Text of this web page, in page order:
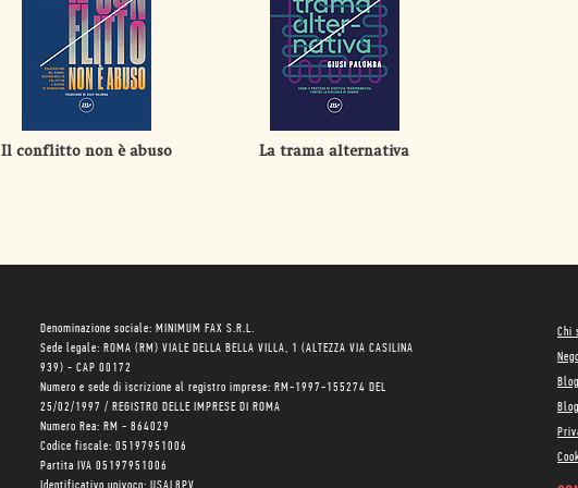
Il conflitto non è abuso La trama alternativa
Denominazione sociale: MINIMUM FAX S.R.L.
Sede legale: ROMA (RM) VIALE DELLA BELLA VILLA, 1 (ALTEZZA VIA CASILINA
939) - CAP 00172
Numero e sede di iscrizione al registro imprese: RM-1997-155274 DEL
25/02/1997 / REGISTRO DELLE IMPRESE DI ROMA
Numero Rea: RM - 864029
Codice fiscale: 05197951006
Partita IVA 05197951006
Chi